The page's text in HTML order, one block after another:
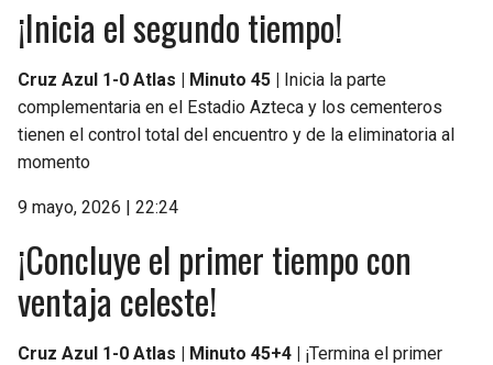
¡Inicia el segundo tiempo!
Cruz Azul 1-0 Atlas | Minuto 45 | Inicia la parte
complementaria en el Estadio Azteca y los cementeros
tienen el control total del encuentro y de la eliminatoria al
momento
9 mayo, 2026 | 22:24
¡Concluye el primer tiempo con
ventaja celeste!
Cruz Azul 1-0 Atlas | Minuto 45+4 | ¡Termina el primer